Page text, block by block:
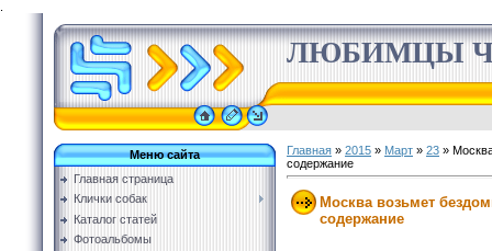
ЛЮБИМЦЫ
Меню сайта
Главная страница
Клички собак
Каталог статей
Фотоальбомы
Главная » 2015 » Март » 23 »
содержание
Москва возьмет
содержание